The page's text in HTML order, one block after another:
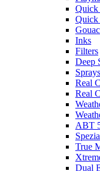
Quick
Inks
Filters
Deep
Sprays
Real
Real
ABT
True
Dual